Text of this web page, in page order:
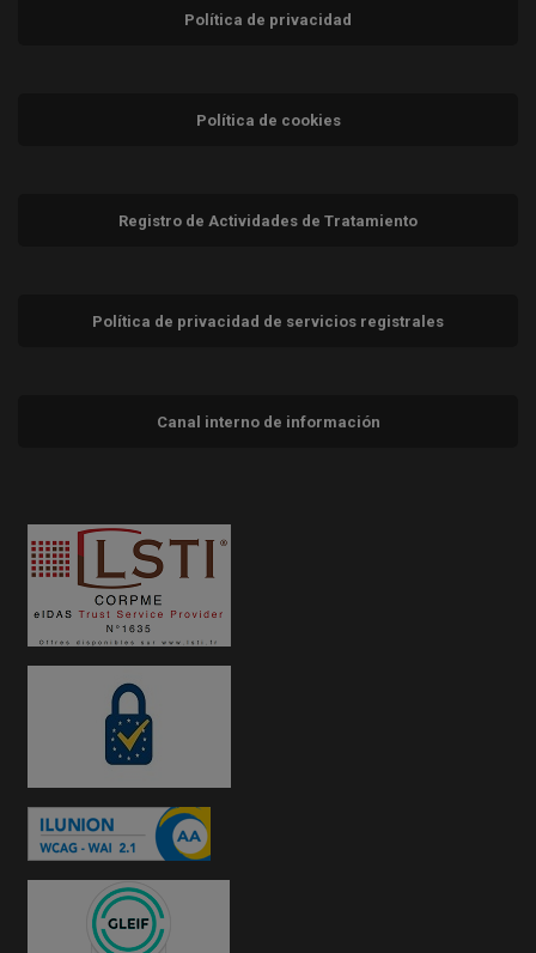
Política de privacidad
Política de cookies
Registro de Actividades de Tratamiento
Política de privacidad de servicios registrales
Canal interno de información